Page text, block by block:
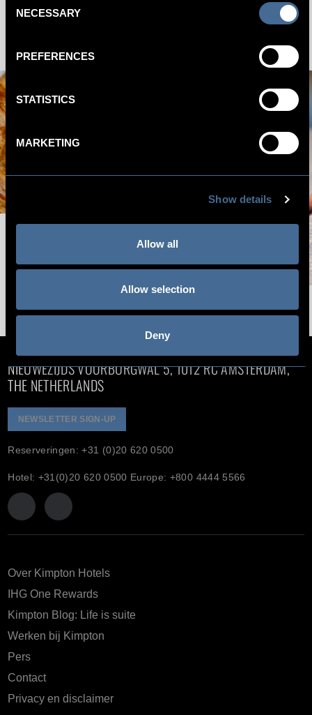
Selection
NECESSARY
PREFERENCES
STATISTICS
MARKETING
Show details
Allow all
Allow selection
Deny
NIEUWEZIJDS VOORBURGWAL 5, 1012 RC AMSTERDAM,
THE NETHERLANDS
NEWSLETTER SIGN-UP
Reserveringen: +31 (0)20 620 0500
Hotel: +31(0)20 620 0500 Europe: +800 4444 5566
Over Kimpton Hotels
IHG One Rewards
Kimpton Blog: Life is suite
Werken bij Kimpton
Pers
Contact
Privacy en disclaimer